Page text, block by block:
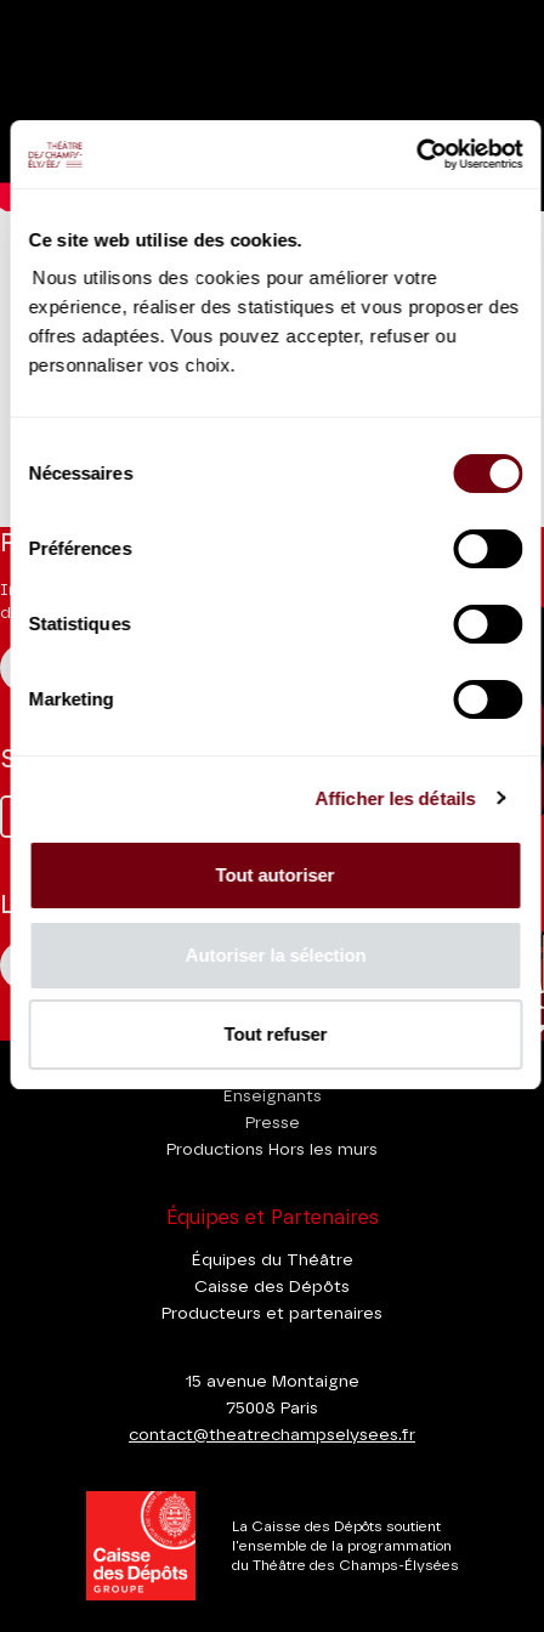
Ce site web utilise des cookies.
Nous utilisons des cookies pour améliorer votre
expérience, réaliser des statistiques et vous proposer des
offres adaptées. Vous pouvez accepter, refuser ou
personnaliser vos choix.
Nécessaires
Préférences
Statistiques
Marketing
Afficher les détails
Tout autoriser
Autoriser la sélection
Tout refuser
PHILIPPE JARROUSSKY, EMŐKE BARÁTH
La Storia di Orfeo
25/06/2021
DÉTAILS
Restez informés
Inscrivez-vous à la newsletter pour recevoir les informations
du Théâtre.
Suivez-nous
Tok
La Brochure
Enseignants
Presse
Productions Hors les murs
Équipes et Partenaires
Équipes du Théâtre
Caisse des Dépôts
Producteurs et partenaires
15 avenue Montaigne
75008 Paris
contact@theatrechampselysees.fr
La Caisse des Dépôts soutient
l'ensemble de la programmation
du Théâtre des Champs-Élysées